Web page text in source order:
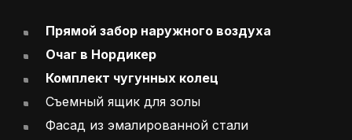
Прямой забор наружного воздуха
Очаг в Нордикер
Комплект чугунных колец
Съемный ящик для золы
Фасад из эмалированной стали